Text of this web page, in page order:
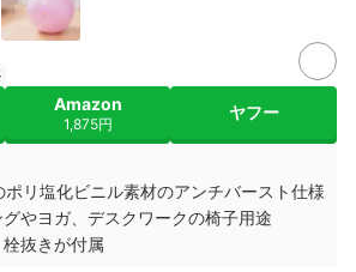
Amazon
1,875円
ヤフー
リ塩化ビニル素材のアンチバースト仕様
やヨガ、デスクワークの椅子用途
抜きが付属